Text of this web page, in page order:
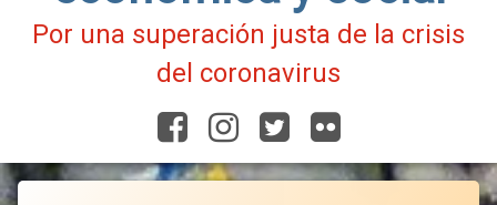
Por una superación justa de la crisis
del coronavirus
FacebookInstagram
TwitterFlickr